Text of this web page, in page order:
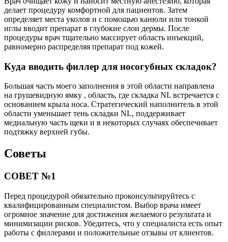
делает процедуру комфортной для пациентов. Затем
определяет места уколов и с помощью канюли или тонкой
иглы вводит препарат в глубокие слои дермы. После
процедуры врач тщательно массирует область инъекций,
равномерно распределяя препарат под кожей.
Куда вводить филлер для носогубных складок?
Большая часть моего заполнения в этой области направлена ​​
на грушевидную ямку , область, где складка NL встречается с
основанием крыла носа. Стратегический наполнитель в этой
области уменьшает тень складки NL, поддерживает
медиальную часть щеки и в некоторых случаях обеспечивает
подтяжку верхней губы.
Советы
СОВЕТ №1
Перед процедурой обязательно проконсультируйтесь с
квалифицированным специалистом. Выбор врача имеет
огромное значение для достижения желаемого результата и
минимизации рисков. Убедитесь, что у специалиста есть опыт
работы с филлерами и положительные отзывы от клиентов.